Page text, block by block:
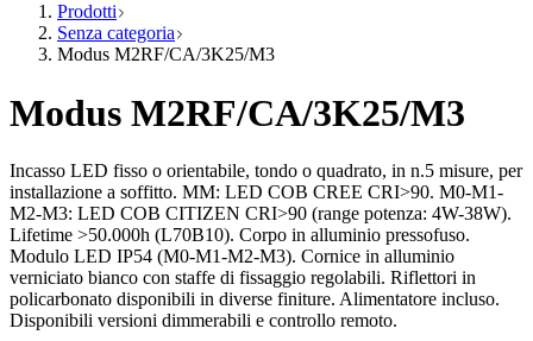
Prodotti
Senza categoria
Modus M2RF/CA/3K25/M3
Modus M2RF/CA/3K25/M3
Incasso LED fisso o orientabile, tondo o quadrato, in n.5 misure, per
installazione a soffitto. MM: LED COB CREE CRI>90. M0-M1-
M2-M3: LED COB CITIZEN CRI>90 (range potenza: 4W-38W).
Lifetime >50.000h (L70B10). Corpo in alluminio pressofuso.
Modulo LED IP54 (M0-M1-M2-M3). Cornice in alluminio
verniciato bianco con staffe di fissaggio regolabili. Riflettori in
policarbonato disponibili in diverse finiture. Alimentatore incluso.
Disponibili versioni dimmerabili e controllo remoto.